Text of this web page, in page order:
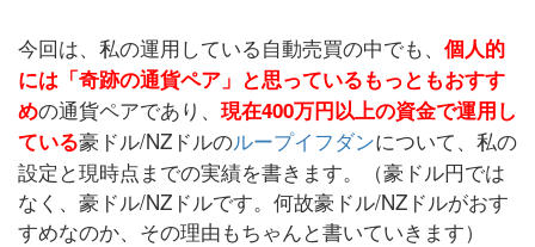
今回は、私の運用している自動売買の中でも、 個人的
には「奇跡の通貨ペア」と思っているもっともおすす
めの通貨ペアであり、 現在400万円以上の資金で運用し
ている豪ドル/NZドルのループイフダンについて、私の
設定と現時点までの実績を書きます。（豪ドル円では
なく、豪ドル/NZドルです。何故豪ドル/NZドルがおす
すめなのか、その理由もちゃんと書いていきます）